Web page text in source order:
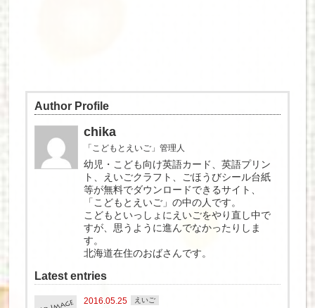
Author Profile
chika
「こどもとえいご」管理人
幼児・こども向け英語カード、英語プリン
ト、えいごクラフト、ごほうびシール台紙
等が無料でダウンロードできるサイト、
「こどもとえいご」の中の人です。
こどもといっしょにえいごをやり直し中で
すが、思うように進んでなかったりしま
す。
北海道在住のおばさんです。
Latest entries
2016.05.25 えいご